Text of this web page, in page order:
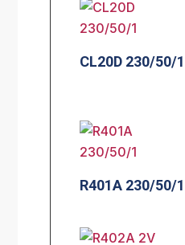
CL20D 230/50/1
R401A 230/50/1